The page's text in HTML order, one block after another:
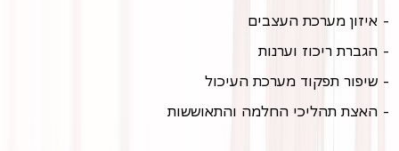
- איזון מערכת העצבים
- הגברת ריכוז וערנות
- שיפור תפקוד מערכת העיכול
- האצת תהליכי החלמה והתאוששות